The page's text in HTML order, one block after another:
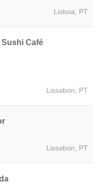
Lisboa, PT
Sushi Café
Lissabon, PT
Lissabon, PT